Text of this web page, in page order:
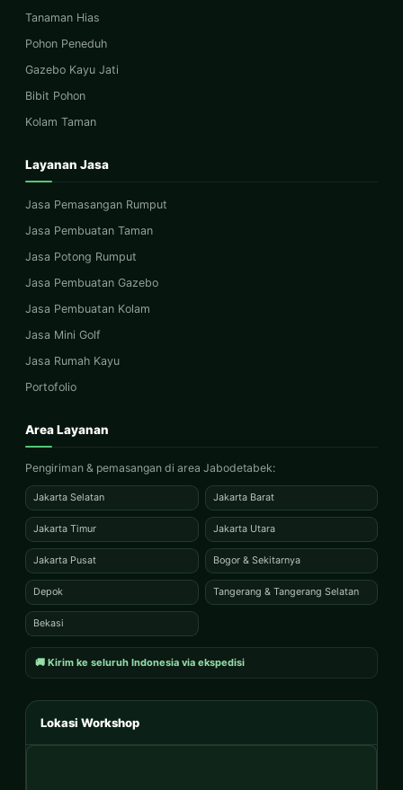
Tanaman Hias
Pohon Peneduh
Gazebo Kayu Jati
Bibit Pohon
Kolam Taman
Layanan Jasa
Jasa Pemasangan Rumput
Jasa Pembuatan Taman
Jasa Potong Rumput
Jasa Pembuatan Gazebo
Jasa Pembuatan Kolam
Jasa Mini Golf
Jasa Rumah Kayu
Portofolio
Area Layanan
Pengiriman & pemasangan di area Jabodetabek:
Jakarta Selatan Jakarta Barat
Jakarta Timur Jakarta Utara
Jakarta Pusat Bogor & Sekitarnya
Depok Tangerang & Tangerang Selatan
Bekasi
🚚 Kirim ke seluruh Indonesia via ekspedisi
Lokasi Workshop